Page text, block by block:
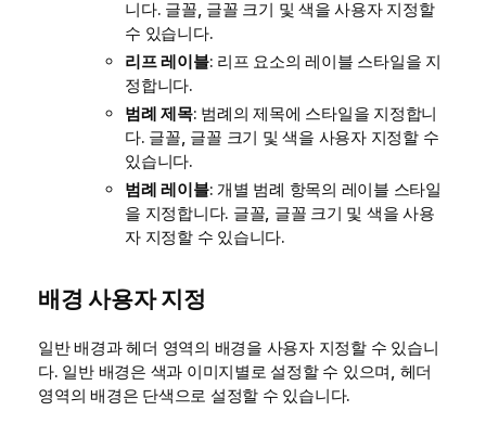
니다. 글꼴, 글꼴 크기 및 색을 사용자 지정할
수 있습니다.
리프 레이블: 리프 요소의 레이블 스타일을 지
정합니다.
범례 제목: 범례의 제목에 스타일을 지정합니
다. 글꼴, 글꼴 크기 및 색을 사용자 지정할 수
있습니다.
범례 레이블: 개별 범례 항목의 레이블 스타일
을 지정합니다. 글꼴, 글꼴 크기 및 색을 사용
자 지정할 수 있습니다.
배경 사용자 지정
일반 배경과 헤더 영역의 배경을 사용자 지정할 수 있습니
다. 일반 배경은 색과 이미지별로 설정할 수 있으며, 헤더
영역의 배경은 단색으로 설정할 수 있습니다.